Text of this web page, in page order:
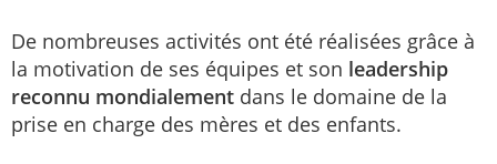
De nombreuses activités ont été réalisées grâce à
la motivation de ses équipes et son leadership
reconnu mondialement dans le domaine de la
prise en charge des mères et des enfants.